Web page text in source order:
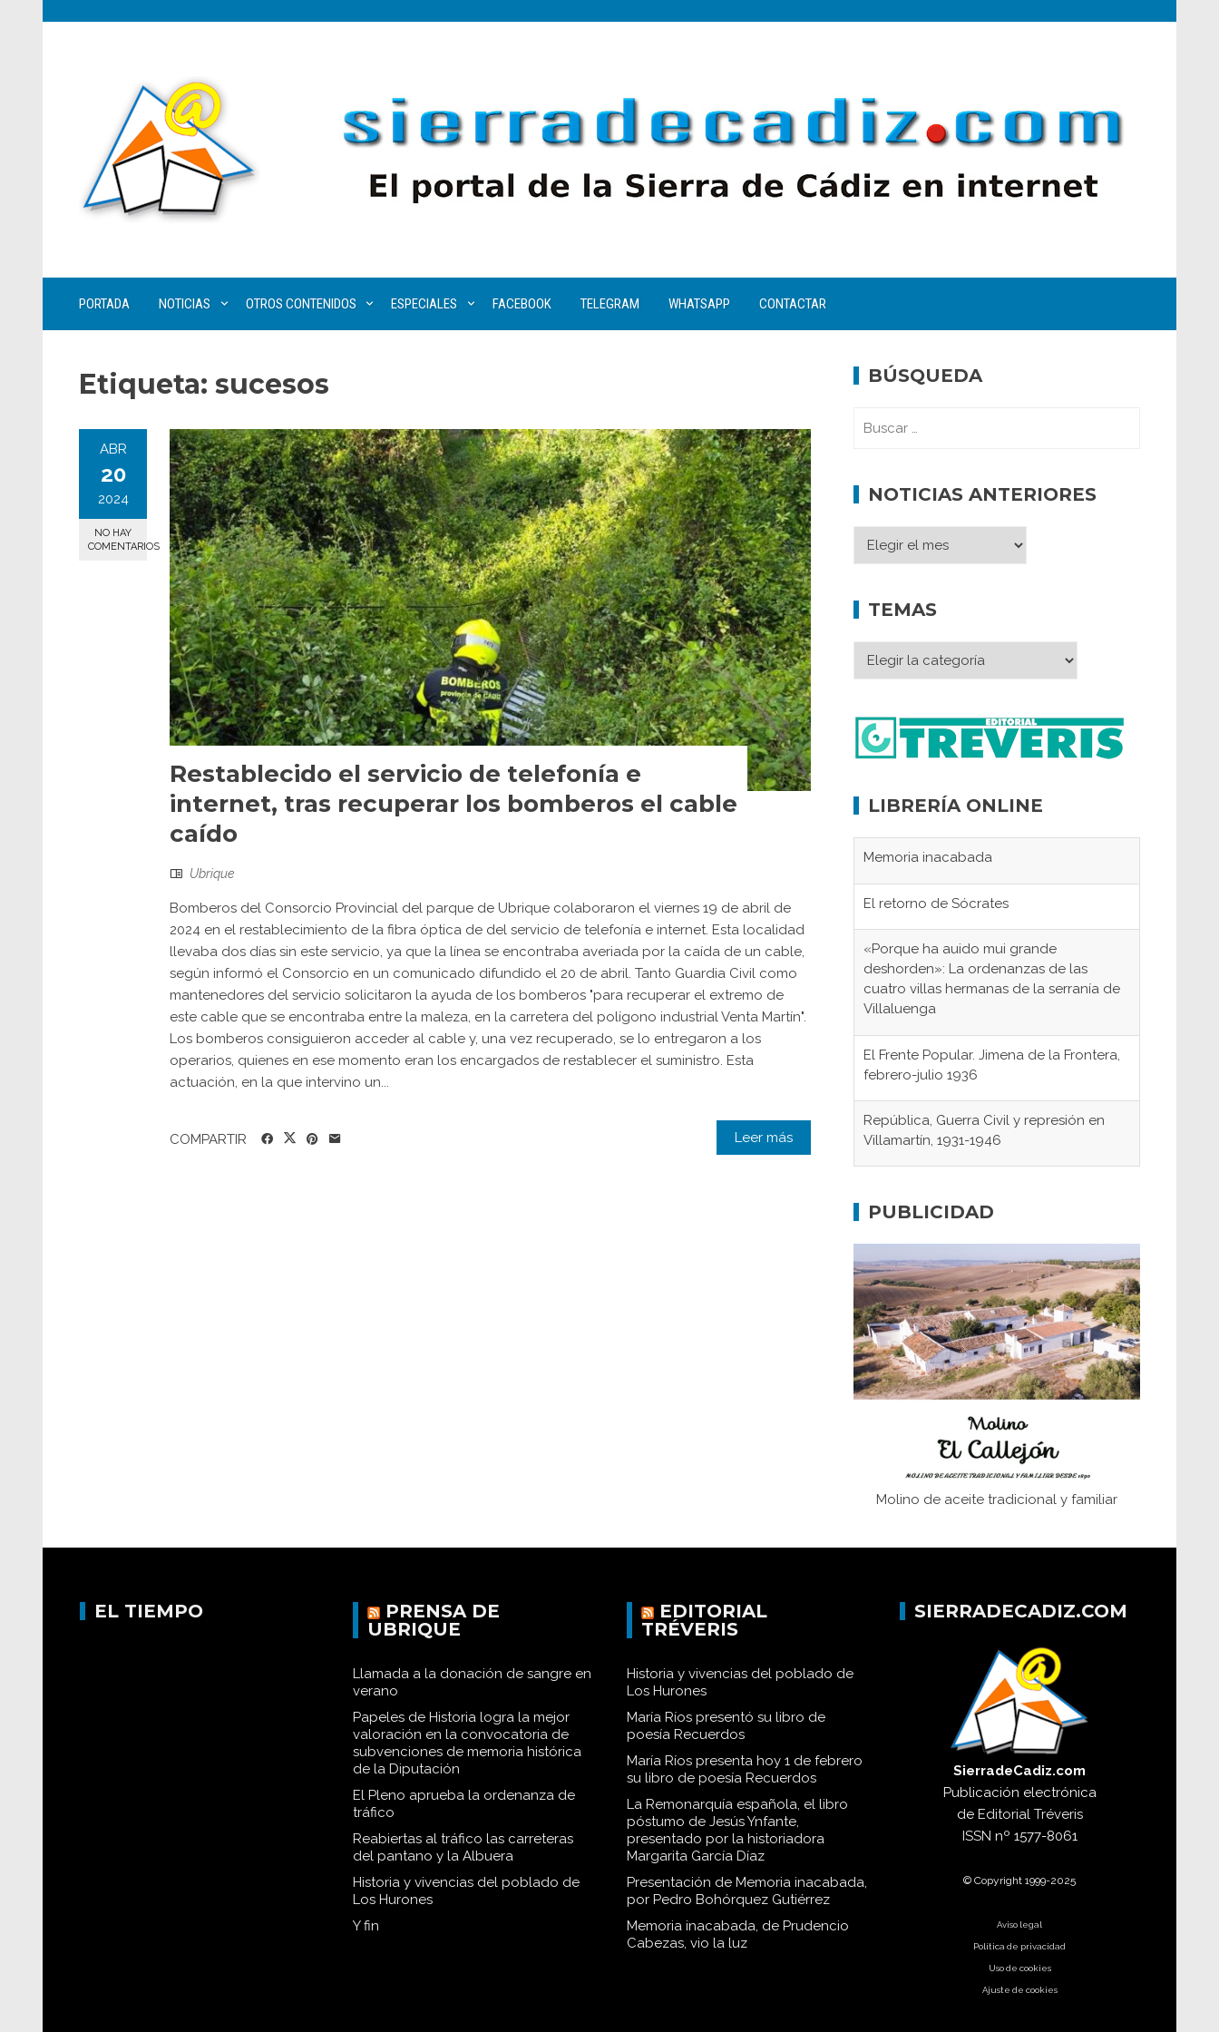
PORTADA NOTICIAS OTROS CONTENIDOS ESPECIALES FACEBOOK TELEGRAM WHATSAPP CONTACTAR
Etiqueta: sucesos
ABR
20
2024
NO HAY
COMENTARIOS
Restablecido el servicio de telefonía e
internet, tras recuperar los bomberos el cable
caído
Ubrique
Bomberos del Consorcio Provincial del parque de Ubrique colaboraron el viernes 19 de abril de
2024 en el restablecimiento de la fibra óptica de del servicio de telefonía e internet. Esta localidad
llevaba dos días sin este servicio, ya que la línea se encontraba averiada por la caída de un cable,
según informó el Consorcio en un comunicado difundido el 20 de abril. Tanto Guardia Civil como
mantenedores del servicio solicitaron la ayuda de los bomberos "para recuperar el extremo de
este cable que se encontraba entre la maleza, en la carretera del polígono industrial Venta Martín".
Los bomberos consiguieron acceder al cable y, una vez recuperado, se lo entregaron a los
operarios, quienes en ese momento eran los encargados de restablecer el suministro. Esta
actuación, en la que intervino un...
Leer más
COMPARTIR
BÚSQUEDA
NOTICIAS ANTERIORES
TEMAS
LIBRERÍA ONLINE
Memoria inacabada
El retorno de Sócrates
«Porque ha auido mui grande
deshorden»: La ordenanzas de las
cuatro villas hermanas de la serranía de
Villaluenga
El Frente Popular. Jimena de la Frontera,
febrero-julio 1936
República, Guerra Civil y represión en
Villamartín, 1931-1946
concentración nazis
fundaciones de Bornos
El Frente Popular. Ubrique, febrero-julio
1936
Juntar las letras. La alfabetización en el
campo: del afán de saber a la
Historia y vivencias del poblado de Los
PUBLICIDAD
Molino de aceite tradicional y familiar
EL TIEMPO
PRENSA DE
UBRIQUE
Llamada a la donación de sangre en
verano
Papeles de Historia logra la mejor
valoración en la convocatoria de
subvenciones de memoria histórica
de la Diputación
El Pleno aprueba la ordenanza de
tráfico
Reabiertas al tráfico las carreteras
del pantano y la Albuera
Historia y vivencias del poblado de
Los Hurones
Y fin
EDITORIAL
TRÉVERIS
Historia y vivencias del poblado de
Los Hurones
María Ríos presentó su libro de
poesía Recuerdos
María Ríos presenta hoy 1 de febrero
su libro de poesía Recuerdos
La Remonarquía española, el libro
póstumo de Jesús Ynfante,
presentado por la historiadora
Margarita García Díaz
Presentación de Memoria inacabada,
por Pedro Bohórquez Gutiérrez
Memoria inacabada, de Prudencio
Cabezas, vio la luz
SIERRADECADIZ.COM
SierradeCadiz.com
Publicación electrónica
de Editorial Tréveris
ISSN nº 1577-8061
© Copyright 1999-2025
Aviso legal
Política de privacidad
Uso de cookies
Ajuste de cookies